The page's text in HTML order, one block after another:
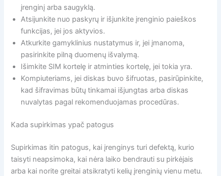
įrenginį arba saugyklą.
Atsijunkite nuo paskyrų ir išjunkite įrenginio paieškos
funkcijas, jei jos aktyvios.
Atkurkite gamyklinius nustatymus ir, jei įmanoma,
pasirinkite pilną duomenų išvalymą.
Išimkite SIM kortelę ir atminties kortelę, jei tokia yra.
Kompiuteriams, jei diskas buvo šifruotas, pasirūpinkite,
kad šifravimas būtų tinkamai išjungtas arba diskas
nuvalytas pagal rekomenduojamas procedūras.
Kada supirkimas ypač patogus
Supirkimas itin patogus, kai įrenginys turi defektą, kurio
taisyti neapsimoka, kai nėra laiko bendrauti su pirkėjais
arba kai norite greitai atsikratyti kelių įrenginių vienu metu.